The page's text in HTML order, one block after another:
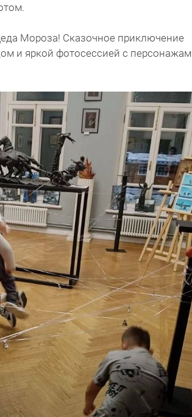
Мороза! Сказочное приключение
и яркой фотосессией с